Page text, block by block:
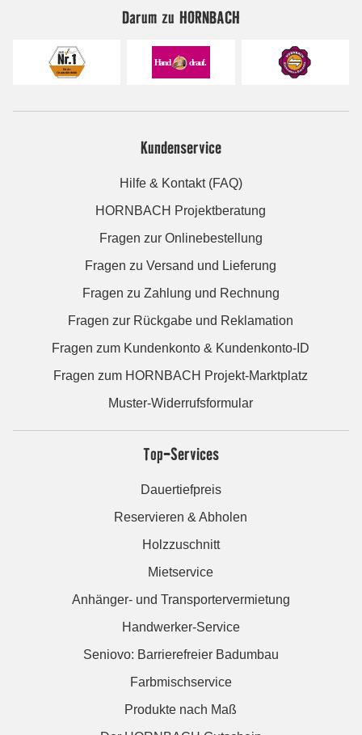
Darum zu HORNBACH
Kundenservice
Hilfe & Kontakt (FAQ)
HORNBACH Projektberatung
Fragen zur Onlinebestellung
Fragen zu Versand und Lieferung
Fragen zu Zahlung und Rechnung
Fragen zur Rückgabe und Reklamation
Fragen zum Kundenkonto & Kundenkonto-ID
Fragen zum HORNBACH Projekt-Marktplatz
Muster-Widerrufsformular
Top-Services
Dauertiefpreis
Reservieren & Abholen
Holzzuschnitt
Mietservice
Anhänger- und Transportervermietung
Handwerker-Service
Seniovo: Barrierefreier Badumbau
Farbmischservice
Produkte nach Maß